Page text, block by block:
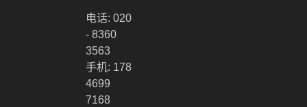
电话: 020
- 8360
3563
手机: 178
4699
7168